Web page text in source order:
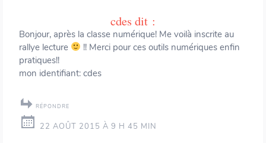
cdes dit :
Bonjour, après la classe numérique! Me voilà inscrite au
rallye lecture
!! Merci pour ces outils numériques enfin
pratiques!!
mon identifiant: cdes
RÉPONDRE
22 AOÛT 2015 À 9 H 45 MIN